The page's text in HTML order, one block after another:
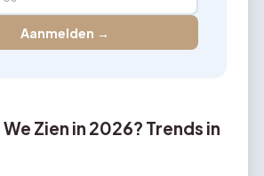
Aanmelden →
Zien in 2026? Trends in